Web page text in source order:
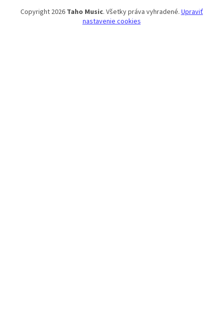
Copyright 2026 Taho Music. Všetky práva vyhradené.Upraviť
nastavenie cookies